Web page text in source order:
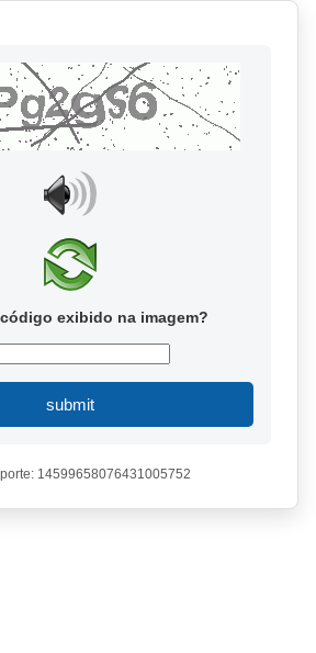
exibido na imagem?
submit
14599658076431005752